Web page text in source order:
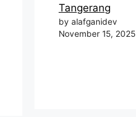
Tangerang
by alafganidev
November 15, 2025